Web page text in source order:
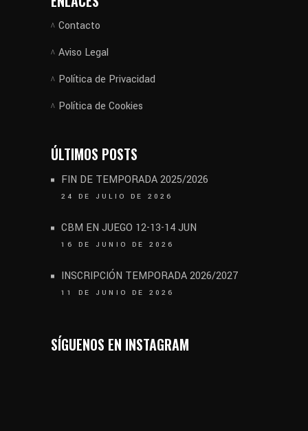
Contacto
Aviso Legal
Política de Privacidad
Política de Cookies
ÚLTIMOS POSTS
FIN DE TEMPORADA 2025/2026
24 DE JULIO DE 2026
CBM EN JUEGO 12-13-14 JUN
16 DE JUNIO DE 2026
INSCRIPCIÓN TEMPORADA 2026/2027
11 DE JUNIO DE 2026
SÍGUENOS EN INSTAGRAM